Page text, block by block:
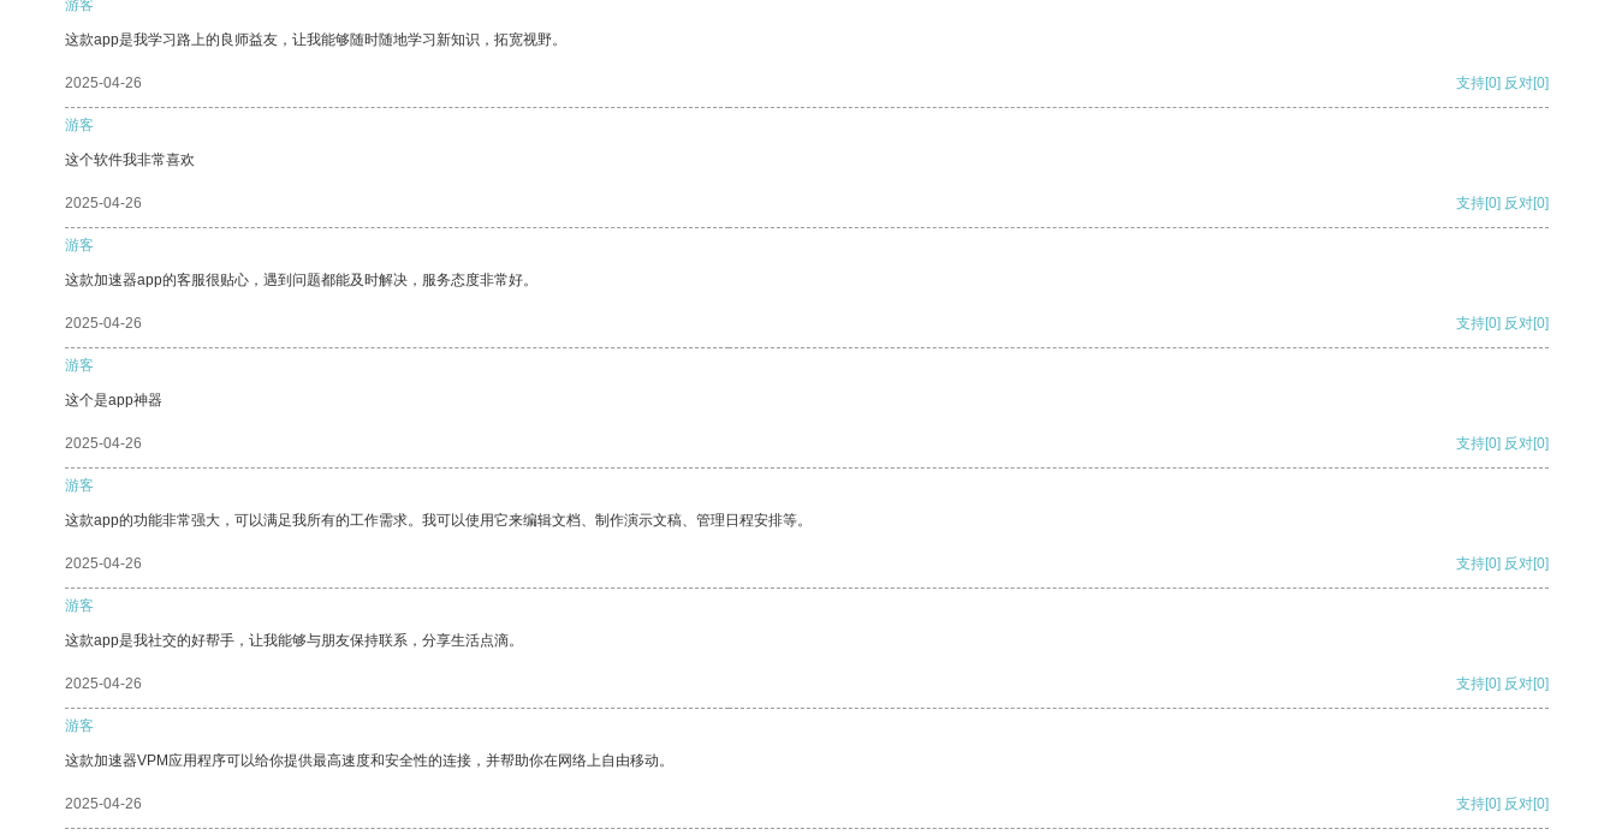
游客
这款app是我学习路上的良师益友，让我能够随时随地学习新知识，拓宽视野。
2025-04-26 支持[0] 反对[0]
游客
这个软件我非常喜欢
2025-04-26 支持[0] 反对[0]
游客
这款加速器app的客服很贴心，遇到问题都能及时解决，服务态度非常好。
2025-04-26 支持[0] 反对[0]
游客
这个是app神器
2025-04-26 支持[0] 反对[0]
游客
这款app的功能非常强大，可以满足我所有的工作需求。我可以使用它来编辑文档、制作演示文稿、管理日程安排等。
2025-04-26 支持[0] 反对[0]
游客
这款app是我社交的好帮手，让我能够与朋友保持联系，分享生活点滴。
2025-04-26 支持[0] 反对[0]
游客
这款加速器VPM应用程序可以给你提供最高速度和安全性的连接，并帮助你在网络上自由移动。
2025-04-26 支持[0] 反对[0]